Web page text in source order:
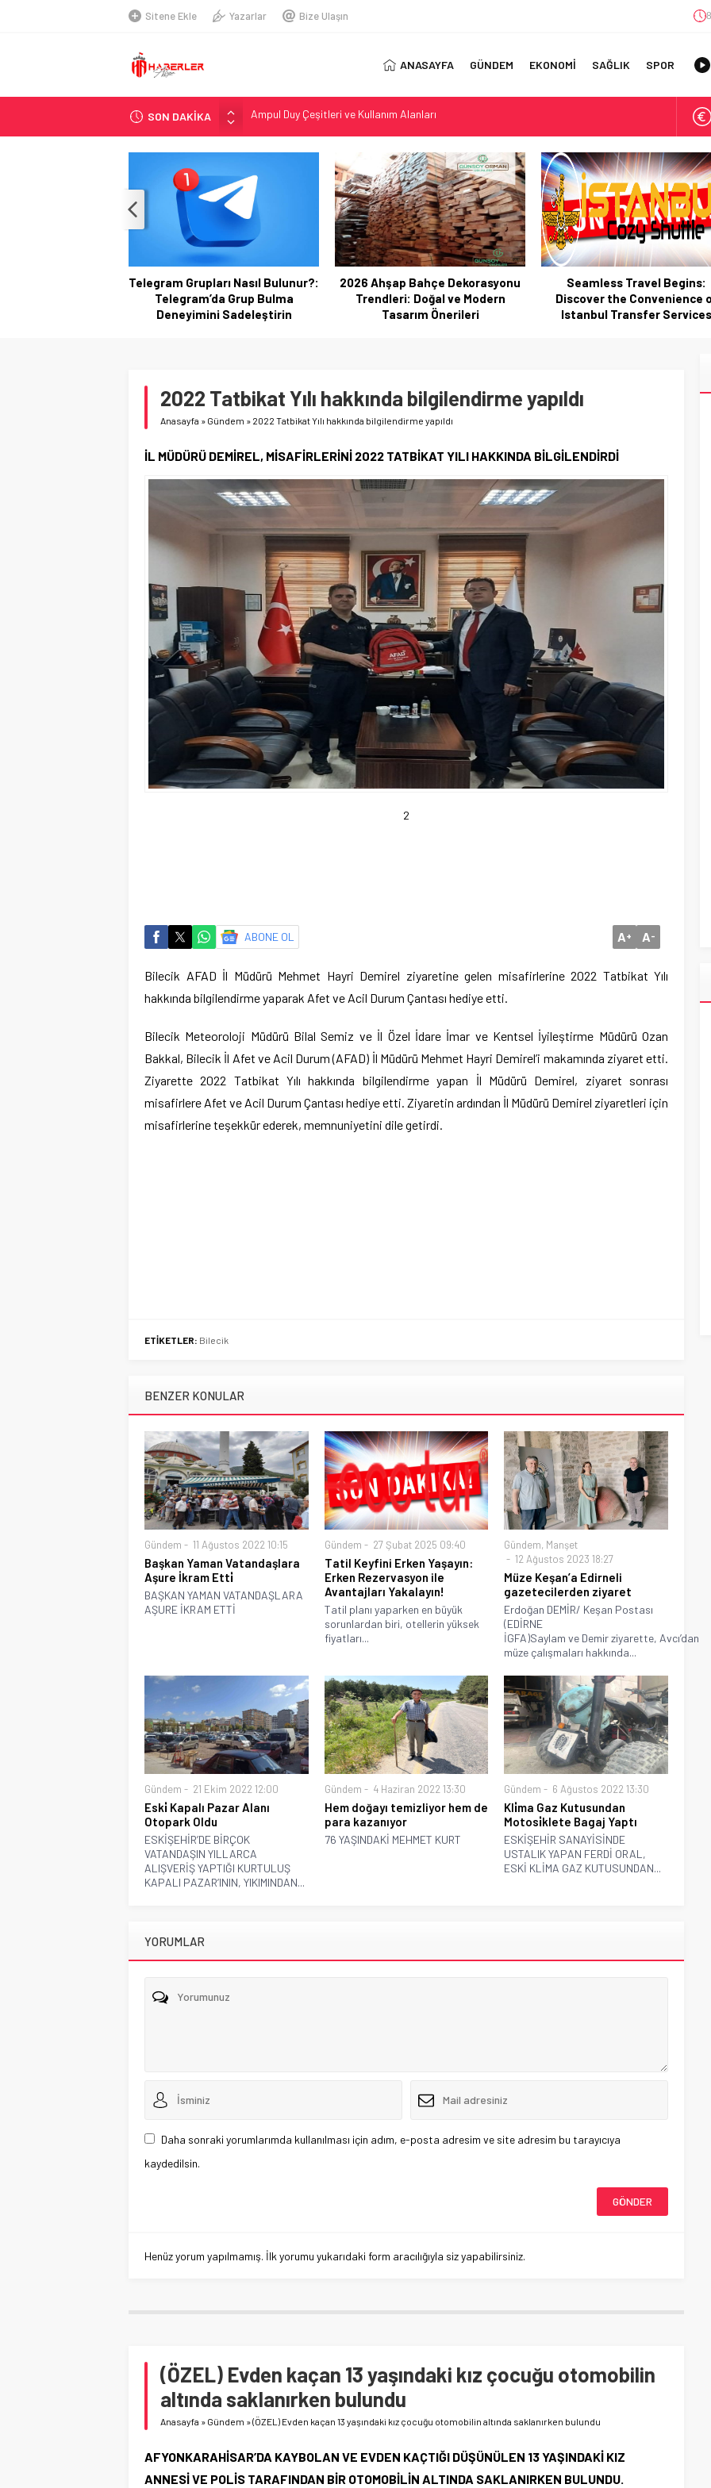
Sitene Ekle Yazarlar Bize Ulaşın
ANASAYFA GÜNDEM EKONOMİ SAĞLIK SPOR
SON DAKİKA
Telegram Grupları Nasıl Bulunur?: Telegram’da Grup Bulma Deneyimini Sadeleştirin
2026 Ahşap Bahçe Dekorasyonu Trendleri: Doğal ve Modern Tasarım Önerileri
Organik Büyüme Stratejisi: Uzun Vadede Sosyal Medya Başarısı Nasıl Sağlanır?
Seamless Travel Begins: Discover the Convenience of Istanbul Transfer Services
İstanbul’da Güvenli ve Konforlu Kız Öğrenci Yurtları
Hazır Sistem Fiyatları: Uygun Maliyetlerle Verimlilik Sağlayın
A Comprehensive Overview: Your Canada Immigration Guide Awaits
Telsiz Ortodonti: Modern Diş Tedavisinin Yeni Yüzü
Kick.com Rraenee: Dijital Dünyada Öne Çıkan Bir İsim
Telegram Grupları Nasıl Bulunur?:
Telegram’da Grup Bulma
Deneyimini Sadeleştirin
2026 Ahşap Bahçe Dekorasyonu
Trendleri: Doğal ve Modern
Tasarım Önerileri
Seamless Travel Begins:
Discover the Convenience of
Istanbul Transfer Services
2022 Tatbikat Yılı hakkında bilgilendirme yapıldı
Anasayfa » Gündem » 2022 Tatbikat Yılı hakkında bilgilendirme yapıldı
İL MÜDÜRÜ DEMİREL, MİSAFİRLERİNİ 2022 TATBİKAT YILI HAKKINDA BİLGİLENDİRDİ
2
ABONE OL A+ A-
Bilecik AFAD İl Müdürü Mehmet Hayri Demirel ziyaretine gelen misafirlerine 2022 Tatbikat Yılı
hakkında bilgilendirme yaparak Afet ve Acil Durum Çantası hediye etti.
Bilecik Meteoroloji Müdürü Bilal Semiz ve İl Özel İdare İmar ve Kentsel İyileştirme Müdürü Ozan
Bakkal, Bilecik İl Afet ve Acil Durum (AFAD) İl Müdürü Mehmet Hayri Demirel’i makamında ziyaret etti.
Ziyarette 2022 Tatbikat Yılı hakkında bilgilendirme yapan İl Müdürü Demirel, ziyaret sonrası
misafirlere Afet ve Acil Durum Çantası hediye etti. Ziyaretin ardından İl Müdürü Demirel ziyaretleri için
misafirlerine teşekkür ederek, memnuniyetini dile getirdi.
ETİKETLER: Bilecik
BENZER KONULAR
Gündem 11 Ağustos 2022 10:15
Başkan Yaman Vatandaşlara
Aşure İkram Etti̇
BAŞKAN YAMAN VATANDAŞLARA
AŞURE İKRAM ETTİ
Gündem 27 Şubat 2025 09:40
Tatil Keyfini Erken Yaşayın:
Erken Rezervasyon ile
Avantajları Yakalayın!
Tatil planı yaparken en büyük
sorunlardan biri, otellerin yüksek
fiyatları...
Gündem, Manşet
12 Ağustos 2023 18:27
Müze Keşan’a Edirneli
gazetecilerden ziyaret
Erdoğan DEMİR/ Keşan Postası
(EDİRNE
İGFA)Saylam ve Demir ziyarette, Avcı’dan
müze çalışmaları hakkında...
Gündem 21 Ekim 2022 12:00
Eski̇ Kapalı Pazar Alanı
Otopark Oldu
ESKİŞEHİR’DE BİRÇOK
VATANDAŞIN YILLARCA
ALIŞVERİŞ YAPTIĞI KURTULUŞ
KAPALI PAZAR’ININ, YIKIMINDAN...
Gündem 4 Haziran 2022 13:30
Hem doğayı temizliyor hem de
para kazanıyor
76 YAŞINDAKİ MEHMET KURT
Gündem 6 Ağustos 2022 13:30
Kli̇ma Gaz Kutusundan
Motosi̇klete Bagaj Yaptı
ESKİŞEHİR SANAYİSİNDE
USTALIK YAPAN FERDİ ORAL,
ESKİ KLİMA GAZ KUTUSUNDAN...
YORUMLAR
Daha sonraki yorumlarımda kullanılması için adım, e-posta adresim ve site adresim bu tarayıcıya
kaydedilsin.
Henüz yorum yapılmamış. İlk yorumu yukarıdaki form aracılığıyla siz yapabilirsiniz.
(ÖZEL) Evden kaçan 13 yaşındaki kız çocuğu otomobilin
altında saklanırken bulundu
Anasayfa » Gündem »(ÖZEL) Evden kaçan 13 yaşındaki kız çocuğu otomobilin altında saklanırken bulundu
AFYONKARAHİSAR’DA KAYBOLAN VE EVDEN KAÇTIĞI DÜŞÜNÜLEN 13 YAŞINDAKİ KIZ
ANNESİ VE POLİS TARAFINDAN BİR OTOMOBİLİN ALTINDA SAKLANIRKEN BULUNDU.